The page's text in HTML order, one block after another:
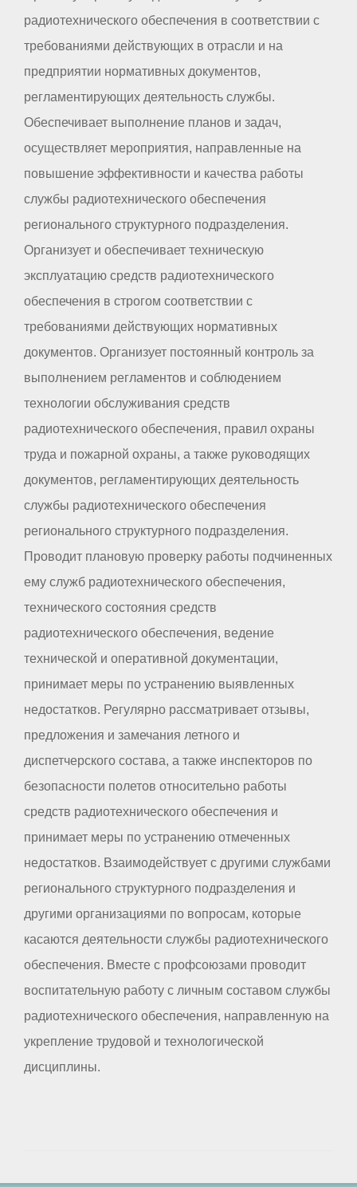
радиотехнического обеспечения в соответствии с
требованиями действующих в отрасли и на
предприятии нормативных документов,
регламентирующих деятельность службы.
Обеспечивает выполнение планов и задач,
осуществляет мероприятия, направленные на
повышение эффективности и качества работы
службы радиотехнического обеспечения
регионального структурного подразделения.
Организует и обеспечивает техническую
эксплуатацию средств радиотехнического
обеспечения в строгом соответствии с
требованиями действующих нормативных
документов. Организует постоянный контроль за
выполнением регламентов и соблюдением
технологии обслуживания средств
радиотехнического обеспечения, правил охраны
труда и пожарной охраны, а также руководящих
документов, регламентирующих деятельность
службы радиотехнического обеспечения
регионального структурного подразделения.
Проводит плановую проверку работы подчиненных
ему служб радиотехнического обеспечения,
технического состояния средств
радиотехнического обеспечения, ведение
технической и оперативной документации,
принимает меры по устранению выявленных
недостатков. Регулярно рассматривает отзывы,
предложения и замечания летного и
диспетчерского состава, а также инспекторов по
безопасности полетов относительно работы
средств радиотехнического обеспечения и
принимает меры по устранению отмеченных
недостатков. Взаимодействует с другими службами
регионального структурного подразделения и
другими организациями по вопросам, которые
касаются деятельности службы радиотехнического
обеспечения. Вместе с профсоюзами проводит
воспитательную работу с личным составом службы
радиотехнического обеспечения, направленную на
укрепление трудовой и технологической
дисциплины.